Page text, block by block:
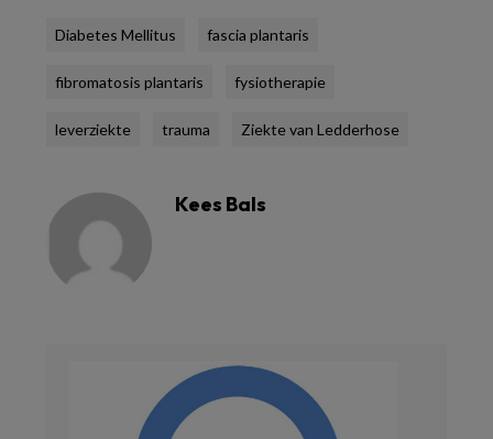
Diabetes Mellitus fascia plantaris
fibromatosis plantaris fysiotherapie
leverziekte trauma Ziekte van Ledderhose
Kees Bals